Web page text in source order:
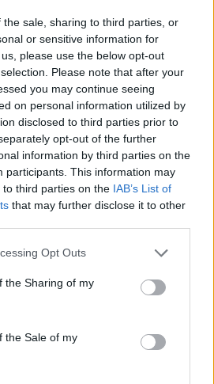
sale, sharing to third parties, or
or sensitive information for
please use the below opt-out
Please note that after your
you may continue seeing
on personal information utilized by
disclosed to third parties prior to
opt-out of the further
information by third parties on the
participants. This information may
third parties on the IAB’s List of
that may further disclose it to other
Opt Outs
the Sharing of my
the Sale of my
2-3-1):Martinez; Cash,
Lindelof, Tielemans;
Buendia; Watkins.
Villa: dove vederla in
sarà visibile su Sky. Per
i canali di riferimento
Uno, Sky Sport 4K e
streaming tramite
riservata ai clienti Sky.